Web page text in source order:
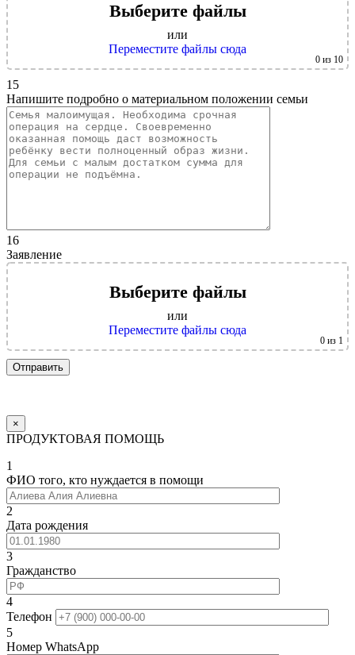
Выберите файлы
или
Переместите файлы сюда
0 из 10
15
Напишите подробно о материальном положении семьи
16
Заявление
Выберите файлы
или
Переместите файлы сюда
0 из 1
×
ПРОДУКТОВАЯ ПОМОЩЬ
1
ФИО того, кто нуждается в помощи
2
Дата рождения
3
Гражданство
4
Телефон
5
Номер WhatsApp